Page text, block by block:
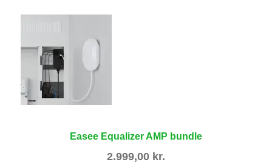
Easee Equalizer AMP bundle
2.999,00 kr.